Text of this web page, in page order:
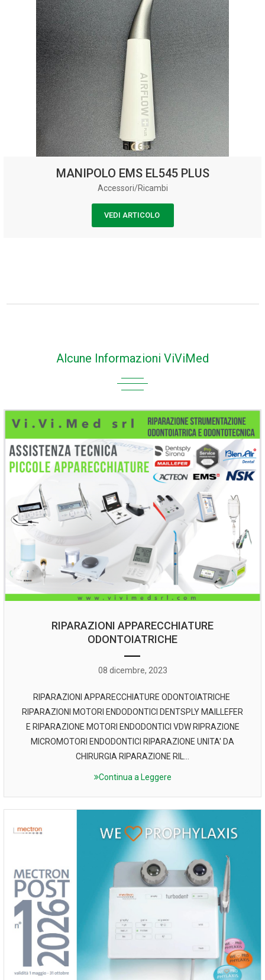
MANIPOLO EMS EL545 PLUS
Accessori/Ricambi
VEDI ARTICOLO
Alcune Informazioni ViViMed
RIPARAZIONI APPARECCHIATURE
ODONTOIATRICHE
08 dicembre, 2023
RIPARAZIONI APPARECCHIATURE ODONTOIATRICHE
RIPARAZIONI MOTORI ENDODONTICI DENTSPLY MAILLEFER
E RIPARAZIONE MOTORI ENDODONTICI VDW RIPRAZIONE
MICROMOTORI ENDODONTICI RIPARAZIONE UNITA' DA
CHIRURGIA RIPARAZIONE RIL...
Continua a Leggere